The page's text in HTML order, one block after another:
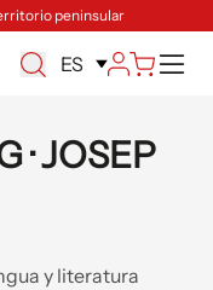
peninsular
ES
· JOSEP
y literatura